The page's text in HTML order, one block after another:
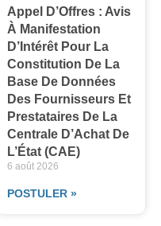
Appel D’Offres : Avis
À Manifestation
D’Intérêt Pour La
Constitution De La
Base De Données
Des Fournisseurs Et
Prestataires De La
Centrale D’Achat De
L’État (CAE)
6 août 2026
POSTULER »